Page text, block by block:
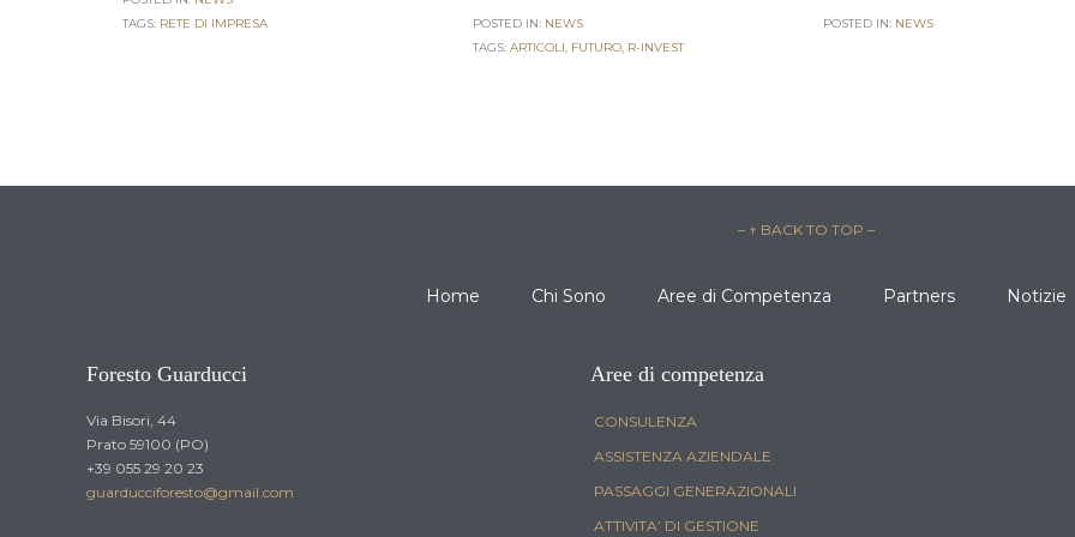
TAGS: RETE DI IMPRESA POSTED IN: NEWS
TAGS: ARTICOLI, FUTURO, R-INVEST
POSTED IN: NEWS
– ↑ BACK TO TOP –
Home Chi Sono Aree di Competenza Partners Notizie
Foresto Guarducci
Via Bisori, 44
Prato 59100 (PO)
+39 055 29 20 23
guarducciforesto@gmail.com
Aree di competenza
CONSULENZA
ASSISTENZA AZIENDALE
PASSAGGI GENERAZIONALI
ATTIVITA’ DI GESTIONE